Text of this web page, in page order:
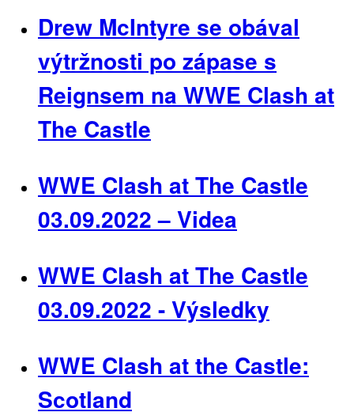
Drew McIntyre se obával
výtržnosti po zápase s
Reignsem na WWE Clash at
The Castle
WWE Clash at The Castle
03.09.2022 – Videa
WWE Clash at The Castle
03.09.2022 - Výsledky
WWE Clash at the Castle:
Scotland